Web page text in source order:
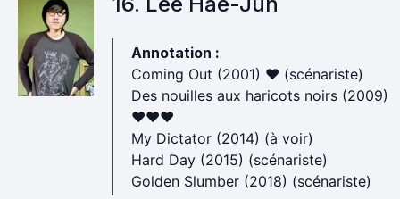
Annotation :
Coming Out (2001) ♥ (scénariste)
Des nouilles aux haricots noirs (2009)
♥♥♥
My Dictator (2014) (à voir)
Hard Day (2015) (scénariste)
Golden Slumber (2018) (scénariste)